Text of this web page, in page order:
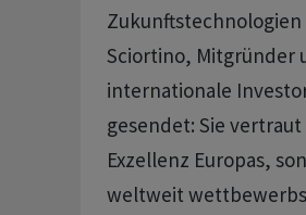
Zukunftstechnologien
Sciortino, Mitgründer
internationale
gesendet: Sie
Exzellenz Europas,
weltweit